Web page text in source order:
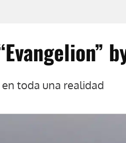
toda una realidad